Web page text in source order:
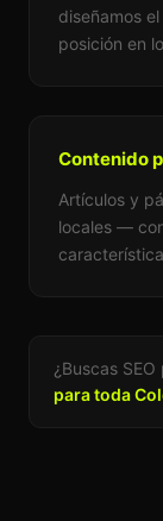
diseñamos
posición en
Contenido
Artículos y
locales —
¿Buscas
para toda